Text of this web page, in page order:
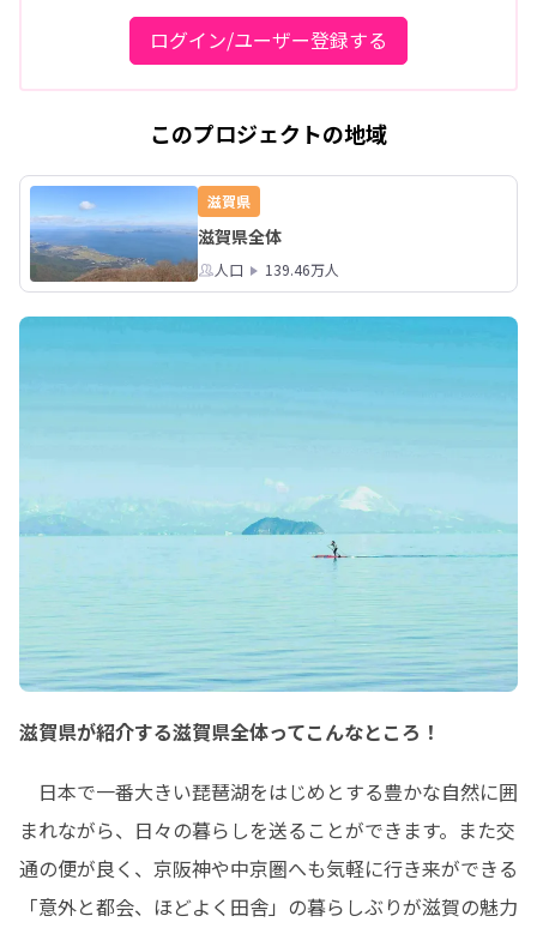
ログイン/ユーザー登録する
このプロジェクトの地域
滋賀県
滋賀県全体
人口 139.46万人
滋賀県が紹介する滋賀県全体ってこんなところ！
日本で一番大きい琵琶湖をはじめとする豊かな自然に囲
まれながら、日々の暮らしを送ることができます。また交
通の便が良く、京阪神や中京圏へも気軽に行き来ができる
「意外と都会、ほどよく田舎」の暮らしぶりが滋賀の魅力